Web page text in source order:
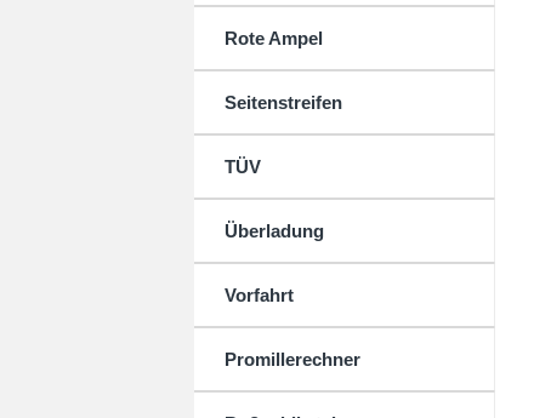
Rote Ampel
Seitenstreifen
TÜV
Überladung
Vorfahrt
Promillerechner